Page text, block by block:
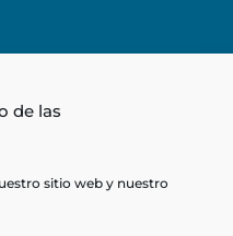
de las
sitio web y nuestro
Aviso Legal